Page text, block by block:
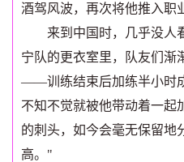
酒驾风波，再次将他推入职
来到中国时，几乎没人
宁队的更衣室里，队友们渐
——训练结束后加练半小时
不知不觉就被他带动着一起
的刺头，如今会毫无保留地
高。"